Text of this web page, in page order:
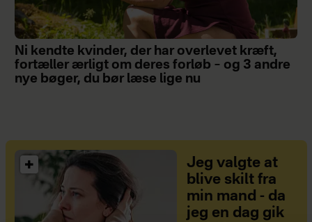
Ni kendte kvinder, der har overlevet kræft,
fortæller ærligt om deres forløb – og 3 andre
nye bøger, du bør læse lige nu
Jeg valgte at
blive skilt fra
min mand - da
jeg en dag gik